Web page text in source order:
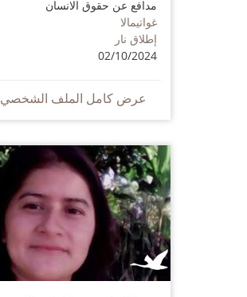
مدافع عن حقوق الانسان
غواتيمالا
إطلاق نار
02/10/2024
عرض كامل الملف الشخصي